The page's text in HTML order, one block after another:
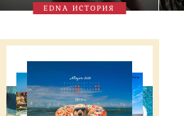
EDNA ИСТОРИЯ